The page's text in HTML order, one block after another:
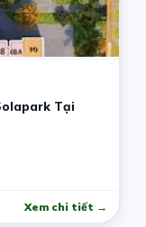
Tại
Xem chi tiết →